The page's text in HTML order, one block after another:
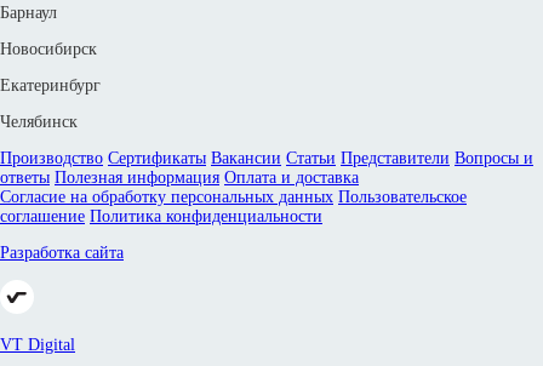
Барнаул
Новосибирск
Екатеринбург
Челябинск
Производство Сертификаты Вакансии Статьи Представители Вопросы и
ответы Полезная информация Оплата и доставка
Согласие на обработку персональных данных Пользовательское
соглашение Политика конфиденциальности
Разработка сайта
VT Digital